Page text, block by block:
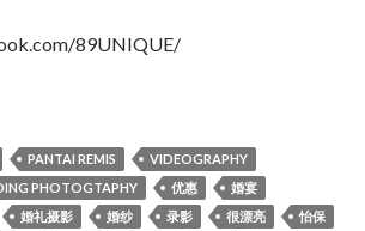
89UNIQUE/
華晶
PANTAI REMIS
VIDEOGRAPHY
PHOTOGTAPHY 优惠
婚宴
婚礼摄影 婚纱 录影 很漂亮
怡保